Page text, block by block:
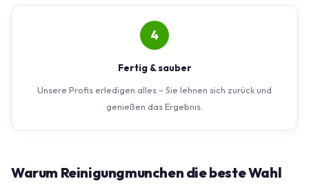
4
Fertig & sauber
Unsere Profis erledigen alles – Sie lehnen sich zurück und
genießen das Ergebnis.
Warum Reinigungmunchen die beste Wahl